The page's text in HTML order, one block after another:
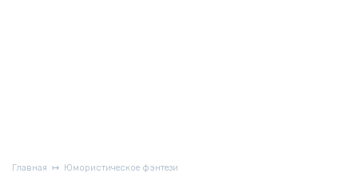
Главная Юмористическое фэнтези